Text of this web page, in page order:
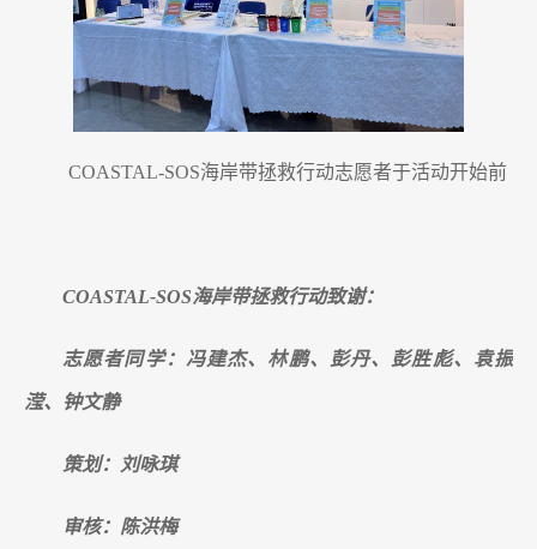
COASTAL-SOS海岸带拯救行动志愿者于活动开始前
COASTAL-SOS海岸带拯救行动致谢：
志愿者同学： 冯建杰、 林鹏、 彭丹、 彭胜彪、袁振
滢、 钟文静
策划：刘咏琪
审核：陈洪梅